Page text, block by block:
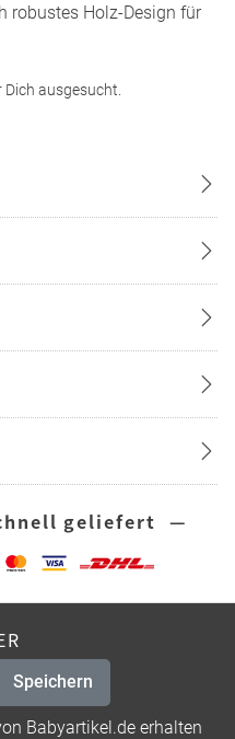
robustes Holz-Design für
ausgesucht.
geliefert —
Speichern
Babyartikel.de erhalten